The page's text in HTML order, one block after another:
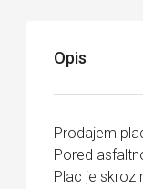
Opis
Prodajem
Pored
Plac je skroz